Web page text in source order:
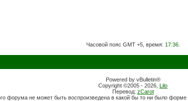
Часовой пояс GMT +5, время: 17:36.
Powered by vBulletin®
Copyright ©2005 - 2026, Lilo
Перевод: zCarot
форума не может быть воспроизведена в какой бы то ни было